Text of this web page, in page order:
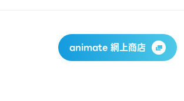
animate 網上商店